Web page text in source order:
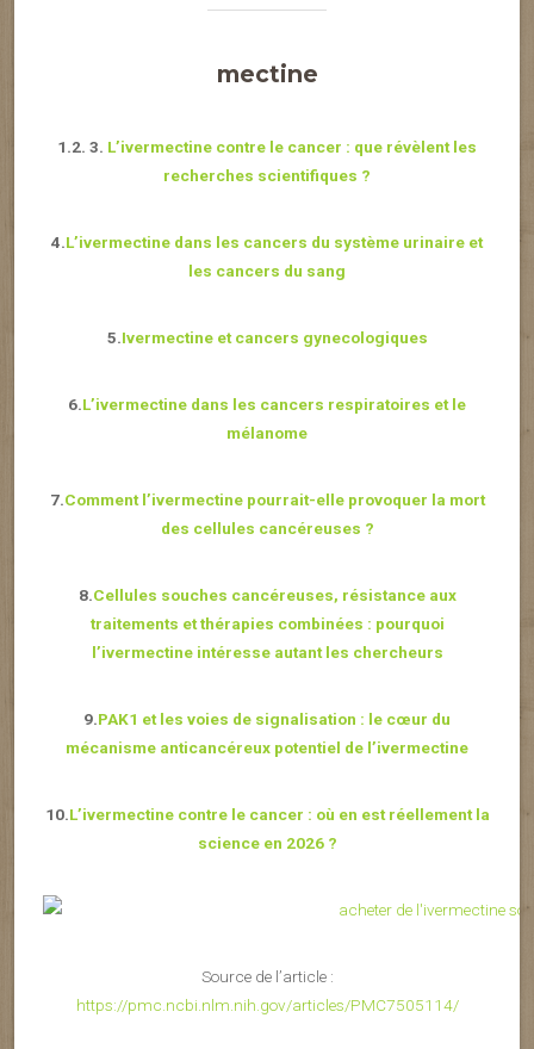
mectine
1.2. 3. L’ivermectine contre le cancer : que révèlent les
recherches scientifiques ?
4.L’ivermectine dans les cancers du système urinaire et
les cancers du sang
5.Ivermectine et cancers gynecologiques
6.L’ivermectine dans les cancers respiratoires et le
mélanome
7.Comment l’ivermectine pourrait-elle provoquer la mort
des cellules cancéreuses ?
8.Cellules souches cancéreuses, résistance aux
traitements et thérapies combinées : pourquoi
l’ivermectine intéresse autant les chercheurs
9.PAK1 et les voies de signalisation : le cœur du
mécanisme anticancéreux potentiel de l’ivermectine
10.L’ivermectine contre le cancer : où en est réellement la
science en 2026 ?
Source de l’article :
https://pmc.ncbi.nlm.nih.gov/articles/PMC7505114/